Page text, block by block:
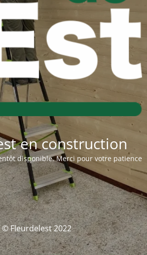
en construction
disponible. Merci pour votre patience
© Fleurdelest 2022